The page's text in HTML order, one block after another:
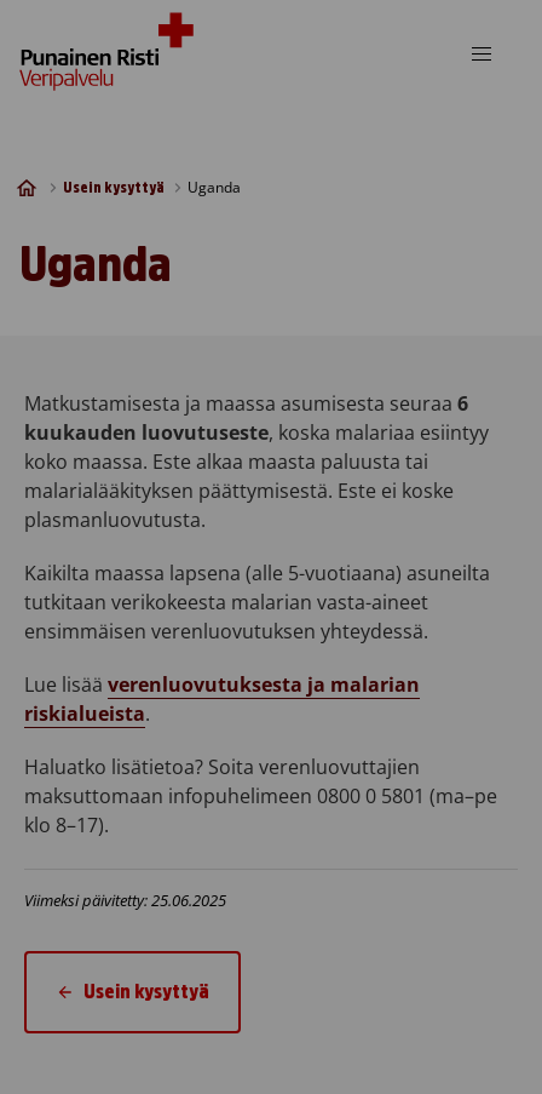
Usein kysyttyä Uganda
Uganda
Matkustamisesta ja maassa asumisesta seuraa 6
kuukauden luovutuseste, koska malariaa esiintyy
koko maassa. Este alkaa maasta paluusta tai
malarialääkityksen päättymisestä. Este ei koske
plasmanluovutusta.
Kaikilta maassa lapsena (alle 5-vuotiaana) asuneilta
tutkitaan verikokeesta malarian vasta-aineet
ensimmäisen verenluovutuksen yhteydessä.
Lue lisää verenluovutuksesta ja malarian
riskialueista.
Haluatko lisätietoa? Soita verenluovuttajien
maksuttomaan infopuhelimeen 0800 0 5801 (ma–pe
klo 8–17).
Viimeksi päivitetty: 25.06.2025
Usein kysyttyä